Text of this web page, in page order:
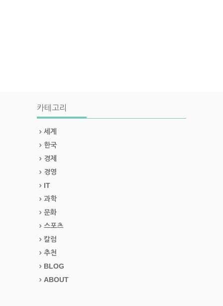
카테고리
세계
한국
경제
경영
IT
과학
문화
스포츠
칼럼
추천
BLOG
ABOUT